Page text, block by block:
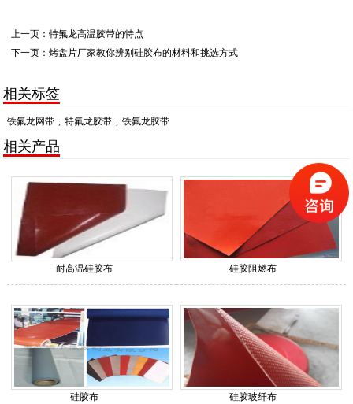
上一页：特氟龙高温胶带的特点
下一页：烤盘片厂家教你辨别硅胶布的材料和挑选方式
相关标签
铁氟龙网带 , 特氟龙胶带 , 铁氟龙胶带
相关产品
耐高温硅胶布 硅胶阻燃布
硅胶布 硅胶玻纤布